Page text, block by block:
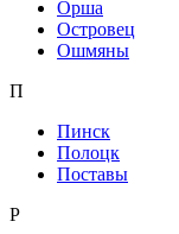
Орша
Островец
Ошмяны
П
Пинск
Полоцк
Поставы
Р